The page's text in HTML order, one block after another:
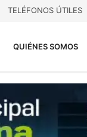
TELÉFONOS ÚTILES
QUIÉNES SOMOS